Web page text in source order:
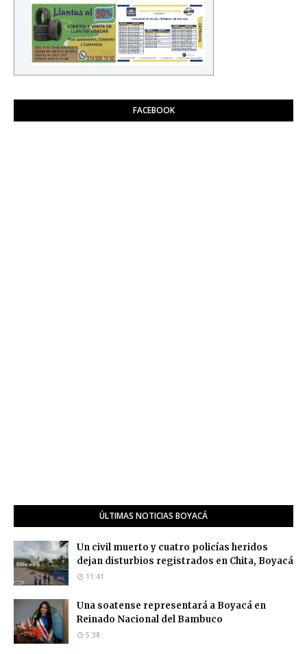
FACEBOOK
ÚLTIMAS NOTICIAS BOYACÁ
Un civil muerto y cuatro policías heridos
dejan disturbios registrados en Chita, Boyacá
11:41
Una soatense representará a Boyacá en
Reinado Nacional del Bambuco
5:38